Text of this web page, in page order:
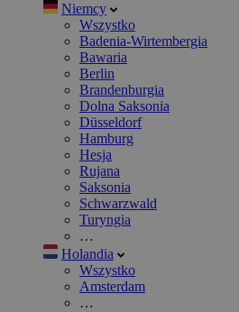
Niemcy
Wszystko
Badenia-Wirtembergia
Bawaria
Berlin
Brandenburgia
Dolna Saksonia
Düsseldorf
Hamburg
Hesja
Rujana
Saksonia
Schwarzwald
Turyngia
…
Holandia
Wszystko
Amsterdam
…